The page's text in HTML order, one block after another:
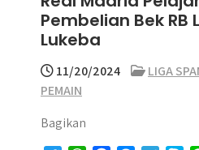
Pembelian Bek RB
Lukeba
11/20/2024 LIGA
PEMAIN
Bagikan